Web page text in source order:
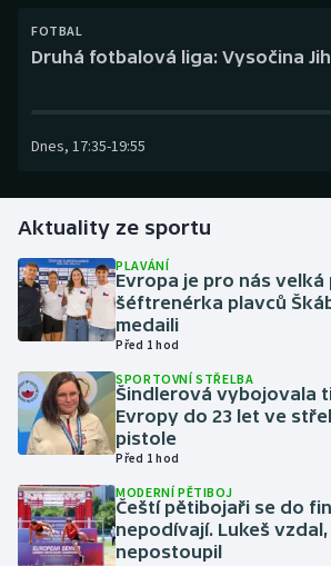
Golf
Gymnastika
Házená
Jezdectví
Judo
Krasobruslení
Lezení
FOTBAL
Druhá fotbalová liga: Vysočina
Dnes, 17:35-19:55
Aktuality ze sportu
PLAVÁNÍ
Evropa je pro nás
šéftrenérka plavců
medaili
Před 1 hod
SPORTOVNÍ STŘELBA
Šindlerová vybojovala
Evropy do 23 let ve
pistole
Před 1 hod
MODERNÍ PĚTIBOJ
Čeští pětibojaři se do
nepodívají. Lukeš vzdal,
nepostoupil